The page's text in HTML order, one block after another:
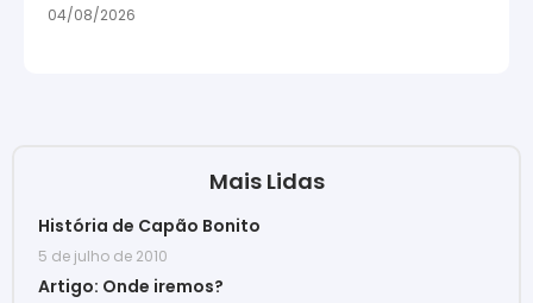
04/08/2026
Mais Lidas
História de Capão Bonito
5 de julho de 2010
Artigo: Onde iremos?